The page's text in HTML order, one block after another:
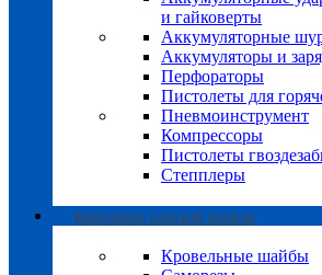
и гайковерты
Аккумуляторные
Аккумуляторы и
Перфораторы
Пистолеты для
Пневмоинструмент
Компрессоры
Пистолеты
Степплеры
Крепление плоской кровли
Кровельные шайбы